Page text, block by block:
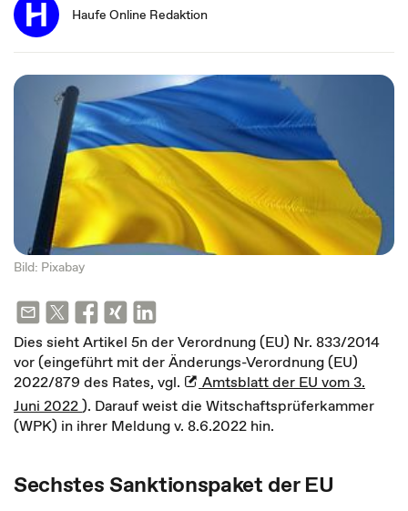
Haufe Online Redaktion
Bild: Pixabay
Dies sieht Artikel 5n der Verordnung (EU) Nr. 833/2014
vor (eingeführt mit der Änderungs-Verordnung (EU)
2022/879 des Rates, vgl.
Amtsblatt der EU vom 3.
Juni 2022). Darauf weist die Witschaftsprüferkammer
(WPK) in ihrer Meldung v. 8.6.2022 hin.
Sechstes Sanktionspaket der EU